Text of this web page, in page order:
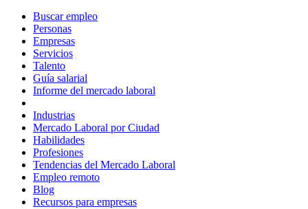
Buscar empleo
Personas
Empresas
Servicios
Talento
Guía salarial
Informe del mercado laboral
Industrias
Mercado Laboral por Ciudad
Habilidades
Profesiones
Tendencias del Mercado Laboral
Empleo remoto
Blog
Recursos para empresas